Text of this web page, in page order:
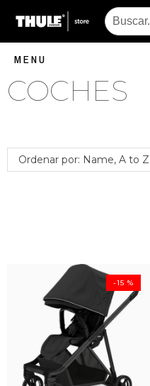
MENU
COCHES
Ordenar por: Name, A to Z
-15 %